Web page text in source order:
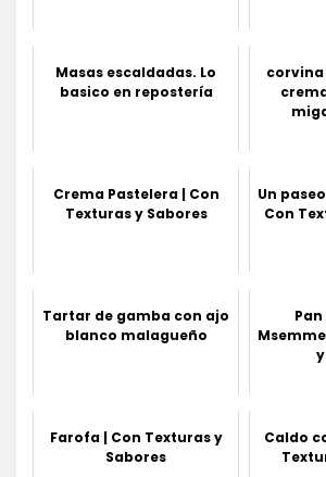
Masas escaldadas. Lo
basico en repostería
Crema Pastelera | Con
Texturas y Sabores
Un
Con
Tartar de gamba con ajo
blanco malagueño
Farofa | Con Texturas y
Sabores
Caldo